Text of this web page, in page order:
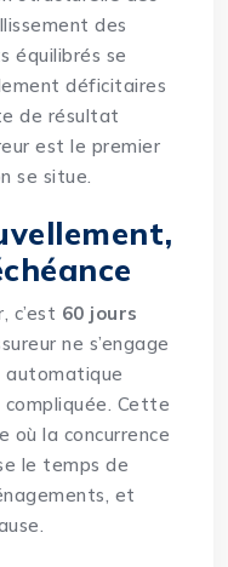
des
équilibrés se
déficitaires
de résultat
est le premier
se situe.
c’est 60 jours
ne s’engage
automatique
Cette
où la concurrence
le temps de
et